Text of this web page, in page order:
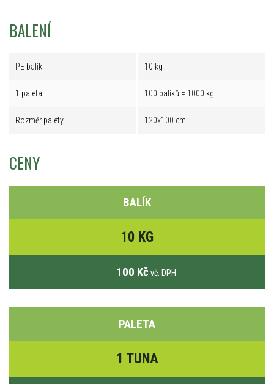
BALENÍ
PE balík 10 kg
1 paleta 100 balíků = 1000 kg
Rozměr palety 120x100 cm
CENY
BALÍK
10 KG
100 Kč vč. DPH
PALETA
1 TUNA